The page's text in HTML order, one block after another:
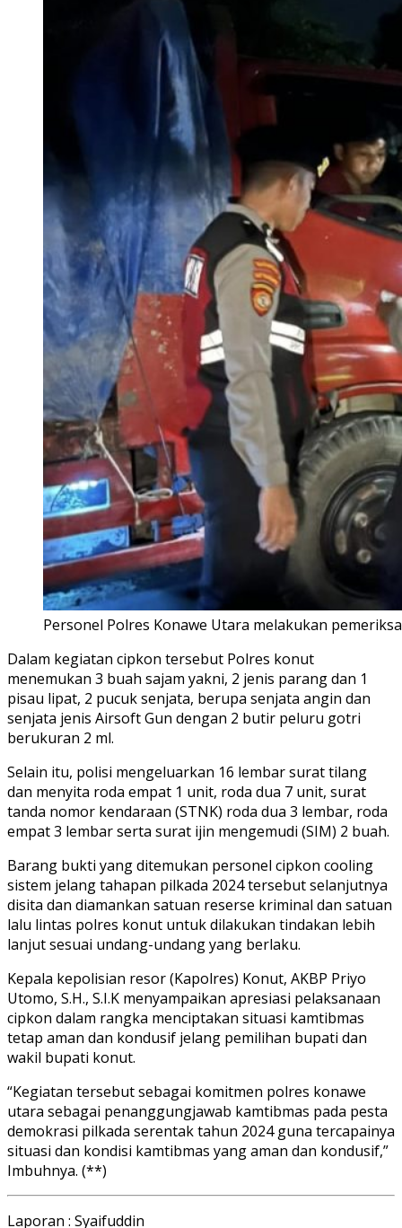
Personel Polres Konawe Utara melakukan
Dalam kegiatan cipkon tersebut Polres konut
menemukan 3 buah sajam yakni, 2 jenis parang dan 1
pisau lipat, 2 pucuk senjata, berupa senjata angin dan
senjata jenis Airsoft Gun dengan 2 butir peluru gotri
berukuran 2 ml.
Selain itu, polisi mengeluarkan 16 lembar surat tilang
dan menyita roda empat 1 unit, roda dua 7 unit, surat
tanda nomor kendaraan (STNK) roda dua 3 lembar, roda
empat 3 lembar serta surat ijin mengemudi (SIM) 2 buah.
Barang bukti yang ditemukan personel cipkon cooling
sistem jelang tahapan pilkada 2024 tersebut selanjutnya
disita dan diamankan satuan reserse kriminal dan satuan
lalu lintas polres konut untuk dilakukan tindakan lebih
lanjut sesuai undang-undang yang berlaku.
Kepala kepolisian resor (Kapolres) Konut, AKBP Priyo
Utomo, S.H., S.I.K menyampaikan apresiasi pelaksanaan
cipkon dalam rangka menciptakan situasi kamtibmas
tetap aman dan kondusif jelang pemilihan bupati dan
wakil bupati konut.
“Kegiatan tersebut sebagai komitmen polres konawe
utara sebagai penanggungjawab kamtibmas pada pesta
demokrasi pilkada serentak tahun 2024 guna tercapainya
situasi dan kondisi kamtibmas yang aman dan kondusif,”
Imbuhnya. (**)
Laporan : Syaifuddin